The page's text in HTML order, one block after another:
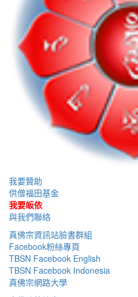
我要贊助
供僧福田基金
我要皈依
與我們聯絡
真佛宗資訊站臉書群組
Facebook粉絲專頁
TBSN Facebook English
TBSN Facebook Indonesia
真佛宗網路大學